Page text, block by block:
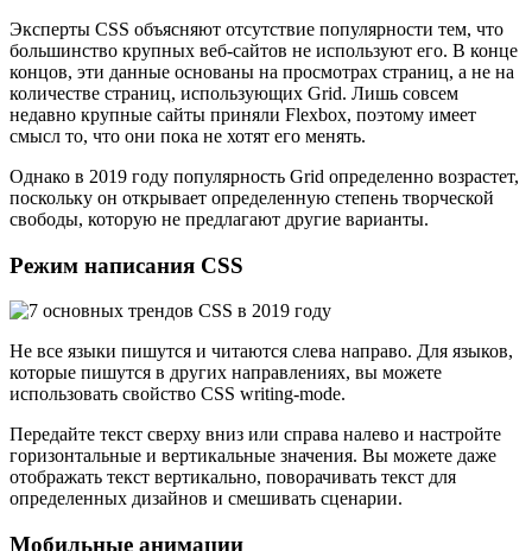
Эксперты CSS объясняют отсутствие популярности тем, что
большинство крупных веб-сайтов не используют его. В конце
концов, эти данные основаны на просмотрах страниц, а не на
количестве страниц, использующих Grid. Лишь совсем
недавно крупные сайты приняли Flexbox, поэтому имеет
смысл то, что они пока не хотят его менять.
Однако в 2019 году популярность Grid определенно возрастет,
поскольку он открывает определенную степень творческой
свободы, которую не предлагают другие варианты.
Режим написания CSS
Не все языки пишутся и читаются слева направо. Для языков,
которые пишутся в других направлениях, вы можете
использовать свойство CSS writing-mode.
Передайте текст сверху вниз или справа налево и настройте
горизонтальные и вертикальные значения. Вы можете даже
отображать текст вертикально, поворачивать текст для
определенных дизайнов и смешивать сценарии.
Мобильные анимации